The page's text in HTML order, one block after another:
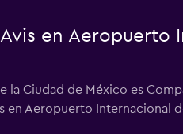
en Aeropuerto
la Ciudad de México es
en Aeropuerto Internacional